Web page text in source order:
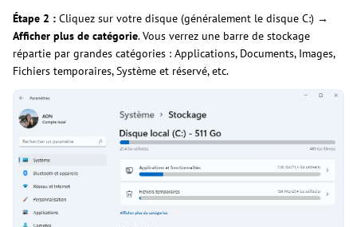
Étape 2 : Cliquez sur votre disque (généralement le disque C:) →
Afficher plus de catégorie. Vous verrez une barre de stockage
répartie par grandes catégories : Applications, Documents, Images,
Fichiers temporaires, Système et réservé, etc.